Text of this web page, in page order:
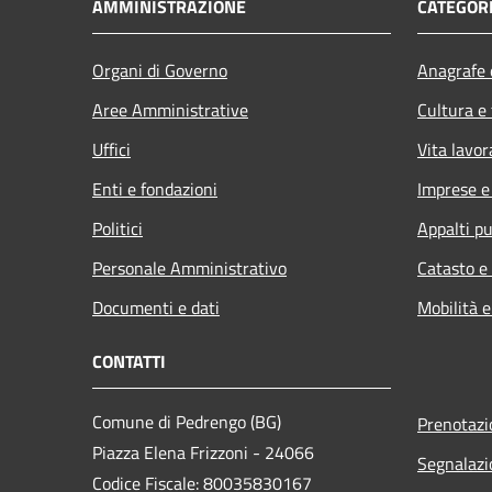
AMMINISTRAZIONE
Organi di Governo
Aree Amministrative
Uffici
Enti e fondazioni
Politici
Personale Amministrativo
Documenti e dati
Cultura
Vita
Imprese
Appalti
Catasto
Mobilità
CONTATTI
Comune di Pedrengo (BG)
Piazza Elena Frizzoni - 24066
Codice Fiscale: 80035830167